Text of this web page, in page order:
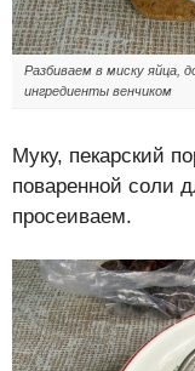
Разбиваем в миску яйца,
ингредиенты венчиком
Муку, пекарский
поваренной соли
просеиваем.